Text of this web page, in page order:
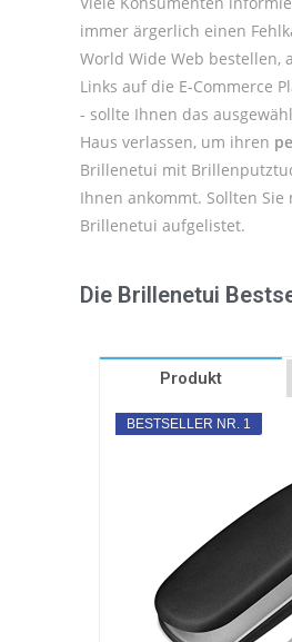
immer ärgerlich einen
World Wide Web
Links auf die E-Commerce
- sollte Ihnen das
Haus verlassen, um ihren
Brillenetui mit
Ihnen ankommt. Sollten
Brillenetui aufgelistet.
Die Brillenetui
Produkt
BESTSELLER NR. 1